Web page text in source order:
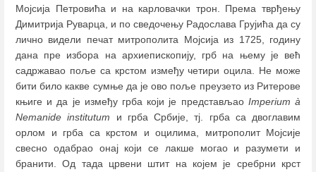
Мојсија Петровића и на карловачки трон. Према тврђењу
Димитрија Руварца, и по сведочењу Радослава Грујића да су
лично видели печат митрополита Мојсија из 1725, годину
дана пре избора на архиепископију, грб на њему је већ
садржавао поље са крстом између четири оцила. Не може
бити било какве сумње да је ово поље преузето из Ритерове
књиге и да је између грба који је представљао Imperium à
Nemanide institutum и грба Србије, тј. грба са двоглавим
орлом и грба са крстом и оцилима, митрополит Мојсије
свесно одабрао онај који се лакше могао и разумети и
бранити. Од тада црвени штит на којем је сребрни крст